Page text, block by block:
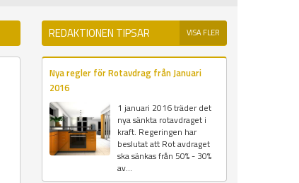
REDAKTIONEN TIPSAR VISA FLER
Nya regler för Rotavdrag från Januari
2016
1 januari 2016 träder det
nya sänkta rotavdraget i
kraft. Regeringen har
beslutat att Rot avdraget
ska sänkas från 50% - 30%
av...